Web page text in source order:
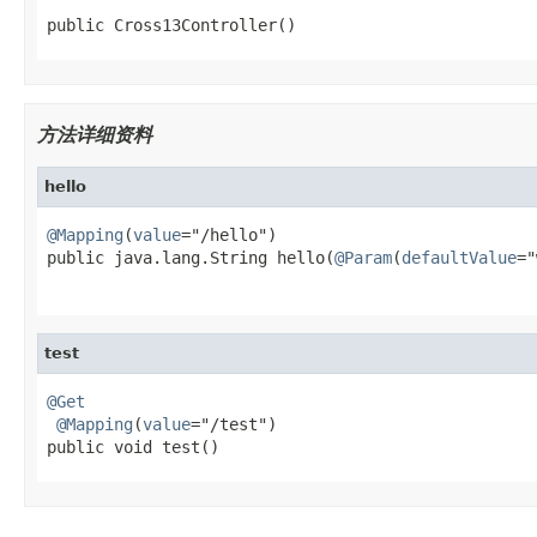
public Cross13Controller()
方法详细资料
hello
@Mapping (value="/hello")
public java.lang.String hello(@Param(defaultValue
test
@Get
@Mapping (value="/test")
public void test()